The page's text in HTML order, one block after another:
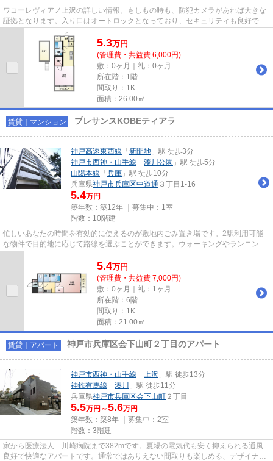
ワコーレヴィアノ上沢の詳しい情報。もしもの時も、防犯カメラがあれば大きな
証拠となります。入り口はオートロックとなっており、セキュリティも良好で
す。バルコニーがあり、たくさ...
5.3万円
(管理費・共益費 6,000円)
敷：0ヶ月｜礼：0ヶ月
所在階：1階
間取り：1K
面積：26.00㎡
賃貸｜マンション プレサンスKOBEティアラ
神戸高速東西線 「 新開地 」駅 徒歩3分
神戸市西神・山手線 「 湊川公園 」駅 徒歩5分
山陽本線 「 兵庫 」駅 徒歩10分
兵庫県神戸市兵庫区中道通 ３丁目1-16
5.4万円
築年数：築12年 ｜募集中： 1室
階数：10階建
忙しいあなたの時間を有効的に使えるのが敷地内ごみ置き場です。2駅利用可能
な物件で目的地に応じて路線を選ぶことができます。ウォーキングやランニング
5.4万円
(管理費・共益費 7,000円)
敷：0ヶ月｜礼：1ヶ月
所在階：6階
間取り：1K
面積：21.00㎡
賃貸｜アパート 神戸市兵庫区会下山町２丁目のアパート
神戸市西神・山手線 「 上沢 」駅 徒歩13分
神鉄有馬線 「 湊川
」駅 徒歩11分
兵庫県神戸市兵庫区会下山町 ２丁目
5.5万円～5.6万円
築年数：築8年 ｜募集中： 2室
階数：3階建
家から医療法人 川崎病院まで382mです。夏場の電気代も安く抑えられる通風
良好で快適なアパートです。通常ではありえない間取りも楽しめる、デザイナー